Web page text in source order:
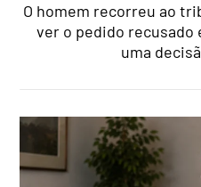
O homem recorreu ao
ver o pedido recusado
uma